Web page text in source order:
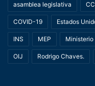
asamblea legislativa
COVID-19 Estados
INS MEP Ministerio
OIJ Rodrigo Chaves.